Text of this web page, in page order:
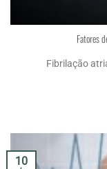
Fatores
Fibrilação
10